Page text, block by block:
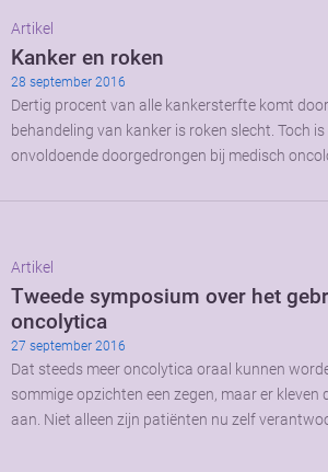
Artikel
Kanker en roken
28 september 2016
Dertig procent van alle kankersterfte komt
behandeling van kanker is roken slecht. Toch
onvoldoende doorgedrongen bij medisch
Artikel
Tweede symposium over het
oncolytica
27 september 2016
Dat steeds meer oncolytica oraal kunnen
sommige opzichten een zegen, maar er kleven
aan. Niet alleen zijn patiënten nu zelf